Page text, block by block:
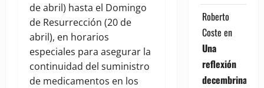
de abril) hasta el Domingo
de Resurrección (20 de
abril), en horarios
especiales para asegurar la
continuidad del suministro
de medicamentos en los
Roberto
Coste en
Una
reflexión
decembrina